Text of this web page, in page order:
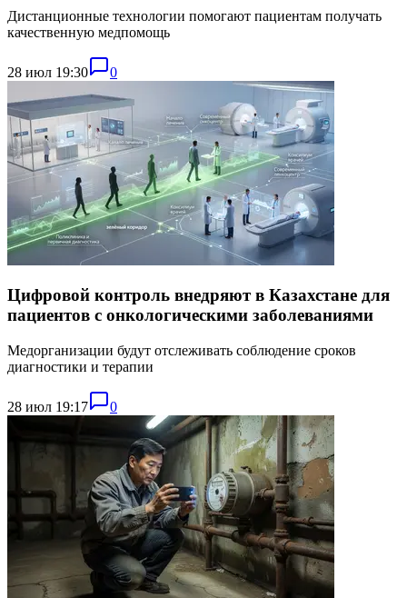
Дистанционные технологии помогают пациентам получать
качественную медпомощь
28 июл 19:30 0
Цифровой контроль внедряют в Казахстане для
пациентов с онкологическими заболеваниями
Медорганизации будут отслеживать соблюдение сроков
диагностики и терапии
28 июл 19:17 0